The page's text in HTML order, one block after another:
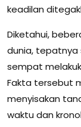
keadilan
Diketahui,
dunia, tepatnya
sempat
Fakta tersebut
menyisakan
waktu dan